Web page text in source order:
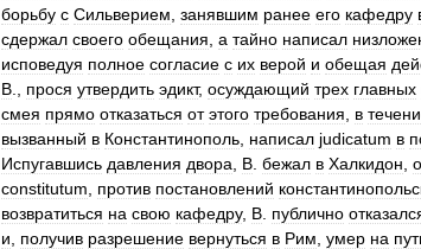
борьбу с Сильверием занявшим ранее его кафедру
сдержал своего обещания а тайно написал
исповедуя полное согласие с их верой и обещая
В
прося утвердить эдикт, осуждающий трех главных
смея прямо отказаться от этого требования в
вызванный в Константинополь написал judicatum в
Испугавшись давления двора В бежал в Халкидон
constitutum
против постановлений
возвратиться на свою кафедру, В публично
и
получив разрешение вернуться в Рим умер на